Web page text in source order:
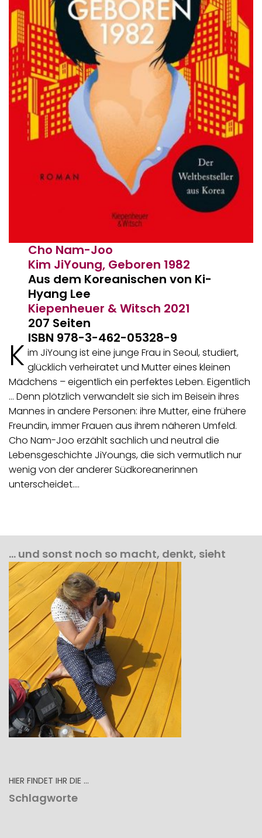
Cho Nam-Joo
Kim JiYoung, Geboren 1982
Aus dem Koreanischen von Ki-
Hyang Lee
Kiepenheuer & Witsch 2021
207 Seiten
ISBN 978-3-462-05328-9
K im JiYoung ist eine junge Frau in Seoul, studiert,
glücklich verheiratet und Mutter eines kleinen
Mädchens – eigentlich ein perfektes Leben. Eigentlich
… Denn plötzlich verwandelt sie sich im Beisein ihres
Mannes in andere Personen: ihre Mutter, eine frühere
Freundin, immer Frauen aus ihrem näheren Umfeld.
Cho Nam-Joo erzählt sachlich und neutral die
Lebensgeschichte JiYoungs, die sich vermutlich nur
wenig von der anderer Südkoreanerinnen
unterscheidet.…
… und sonst noch so macht, denkt, sieht
HIER FINDET IHR DIE …
Schlagworte